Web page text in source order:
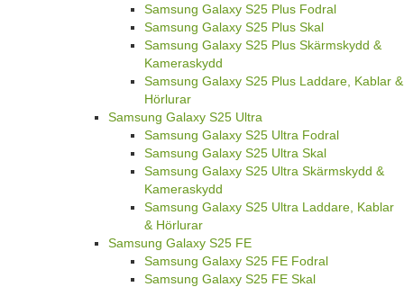
Samsung Galaxy S25 Plus Fodral
Samsung Galaxy S25 Plus Skal
Samsung Galaxy S25 Plus Skärmskydd &
Kameraskydd
Samsung Galaxy S25 Plus Laddare, Kablar &
Hörlurar
Samsung Galaxy S25 Ultra
Samsung Galaxy S25 Ultra Fodral
Samsung Galaxy S25 Ultra Skal
Samsung Galaxy S25 Ultra Skärmskydd &
Kameraskydd
Samsung Galaxy S25 Ultra Laddare, Kablar
& Hörlurar
Samsung Galaxy S25 FE
Samsung Galaxy S25 FE Fodral
Samsung Galaxy S25 FE Skal